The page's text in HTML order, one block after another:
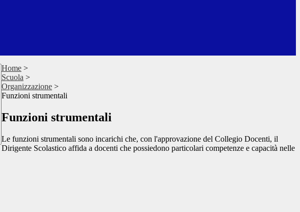
Home >
Scuola >
Organizzazione >
Funzioni strumentali
Funzioni strumentali
Le funzioni strumentali sono incarichi che, con l'approvazione del Collegio Docenti, il
Dirigente Scolastico affida a docenti che possiedono particolari competenze e capacità nelle